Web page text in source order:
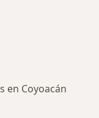
en Coyoacán